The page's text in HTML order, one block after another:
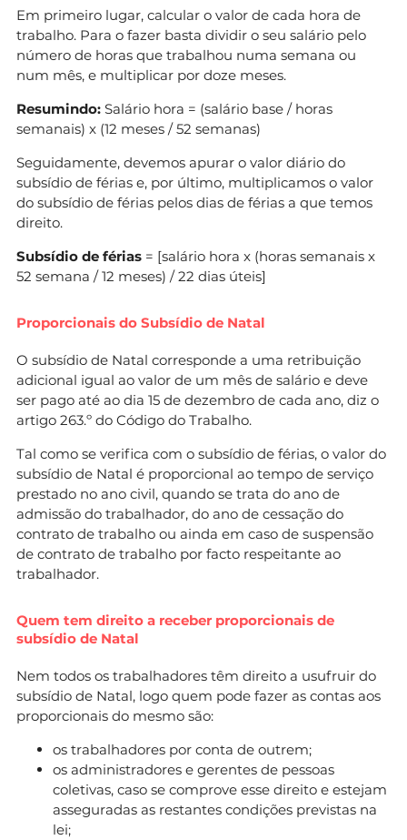
Em primeiro lugar, calcular o valor de cada hora de
trabalho. Para o fazer basta dividir o seu salário pelo
número de horas que trabalhou numa semana ou
num mês, e multiplicar por doze meses.
Resumindo: Salário hora = (salário base / horas
semanais) x (12 meses / 52 semanas)
Seguidamente, devemos apurar o valor diário do
subsídio de férias e, por último, multiplicamos o valor
do subsídio de férias pelos dias de férias a que temos
direito.
Subsídio de férias = [salário hora x (horas semanais x
52 semana / 12 meses) / 22 dias úteis]
Proporcionais do Subsídio de Natal
O subsídio de Natal corresponde a uma retribuição
adicional igual ao valor de um mês de salário e deve
ser pago até ao dia 15 de dezembro de cada ano, diz o
artigo 263.º do Código do Trabalho.
Tal como se verifica com o subsídio de férias, o valor do
subsídio de Natal é proporcional ao tempo de serviço
prestado no ano civil, quando se trata do ano de
admissão do trabalhador, do ano de cessação do
contrato de trabalho ou ainda em caso de suspensão
de contrato de trabalho por facto respeitante ao
trabalhador.
Quem tem direito a receber proporcionais de
subsídio de Natal
Nem todos os trabalhadores têm direito a usufruir do
subsídio de Natal, logo quem pode fazer as contas aos
proporcionais do mesmo são:
os trabalhadores por conta de outrem;
os administradores e gerentes de pessoas
coletivas, caso se comprove esse direito e estejam
asseguradas as restantes condições previstas na
lei;